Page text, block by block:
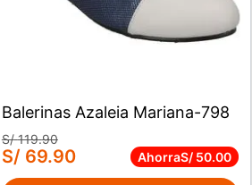
Balerinas Azaleia Mariana-798
S/ 119.90
S/ 69.90 AhorraS/ 50.00